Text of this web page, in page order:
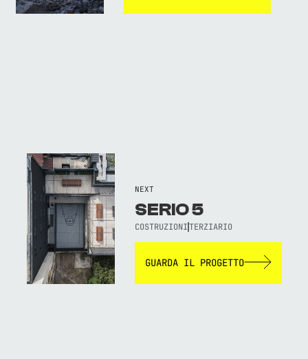
NEXT
SERIO 5
COSTRUZIONITERZIARIO
GUARDA IL PROGETTO